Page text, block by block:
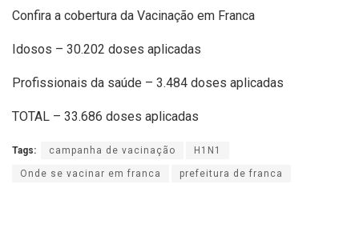
Confira a cobertura da Vacinação em Franca
Idosos – 30.202 doses aplicadas
Profissionais da saúde – 3.484 doses aplicadas
TOTAL – 33.686 doses aplicadas
Tags: campanha de vacinação H1N1
Onde se vacinar em franca prefeitura de franca